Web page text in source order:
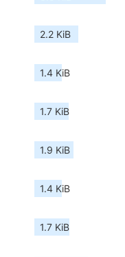
2.2 KiB
1.4 KiB
1.7 KiB
1.9 KiB
1.4 KiB
1.7 KiB